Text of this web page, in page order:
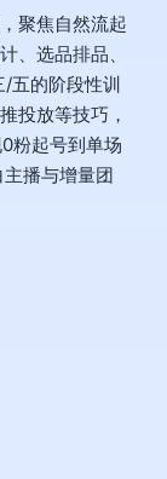
聚焦自然流起
、选品排品、
五的阶段性训
投放等技巧，
粉起号到单场
播与增量团